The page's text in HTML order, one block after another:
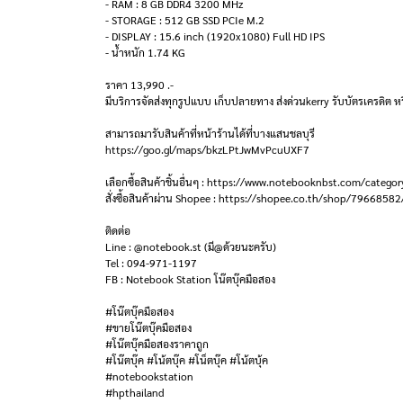
- RAM : 8 GB DDR4 3200 MHz
- STORAGE : 512 GB SSD PCIe M.2
- DISPLAY : 15.6 inch (1920x1080) Full HD IPS
- น้ำหนัก 1.74 KG
ราคา 13,990 .-
มีบริการจัดส่งทุกรูปแบบ เก็บปลายทาง ส่งด่วนkerry รับบัตรเครดิต
สามารถมารับสินค้าที่หน้าร้านได้ที่บางแสนชลบุรี
https://goo.gl/maps/bkzLPtJwMvPcuUXF7
เลือกซื้อสินค้าชิ้นอื่นๆ : https://www.notebooknbst.com/
สั่งซื้อสินค้าผ่าน Shopee : https://shopee.co.th/shop/
ติดต่อ
Line : @notebook.st (มี@ด้วยนะครับ)
Tel : 094-971-1197
FB : Notebook Station โน๊ตบุ๊คมือสอง
#โน๊ตบุ๊คมือสอง
#ขายโน๊ตบุ๊คมือสอง
#โน๊ตบุ๊คมือสองราคาถูก
#โน๊ตบุ๊ค #โน้ตบุ๊ค #โน็ตบุ๊ค #โน้ตบุ้ค
#notebookstation
#hpthailand